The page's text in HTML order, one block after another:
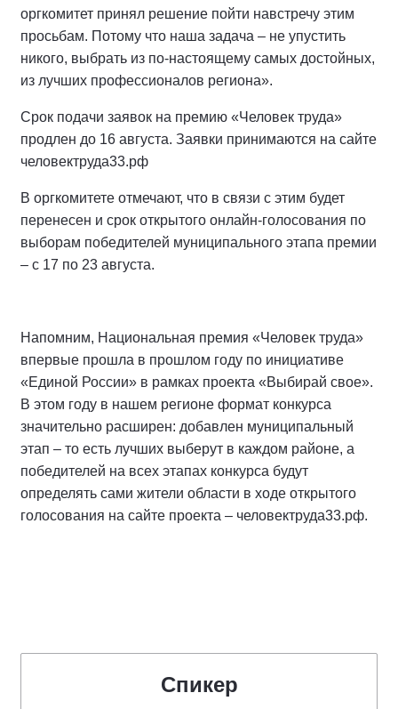
оргкомитет принял решение пойти навстречу этим
просьбам. Потому что наша задача – не упустить
никого, выбрать из по-настоящему самых достойных,
из лучших профессионалов региона».
Срок подачи заявок на премию «Человек труда»
продлен до 16 августа. Заявки принимаются на сайте
человектруда33.рф
В оргкомитете отмечают, что в связи с этим будет
перенесен и срок открытого онлайн-голосования по
выборам победителей муниципального этапа премии
– с 17 по 23 августа.
Напомним, Национальная премия «Человек труда»
впервые прошла в прошлом году по инициативе
«Единой России» в рамках проекта «Выбирай свое».
В этом году в нашем регионе формат конкурса
значительно расширен: добавлен муниципальный
этап – то есть лучших выберут в каждом районе, а
победителей на всех этапах конкурса будут
определять сами жители области в ходе открытого
голосования на сайте проекта – человектруда33.рф.
Спикер